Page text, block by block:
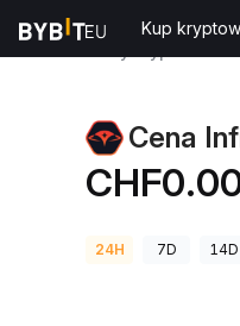
Kup
Cena
24H 7D 14D